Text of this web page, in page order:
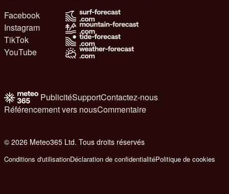
Facebook
Instagram
TikTok
YouTube
PublicitéSupportContactez-nous
Référencement vers nousCommentaire
© 2026 Meteo365 Ltd. Tous droits réservés
Conditions d'utilisationDéclaration de confidentialitéPolitique de cookies